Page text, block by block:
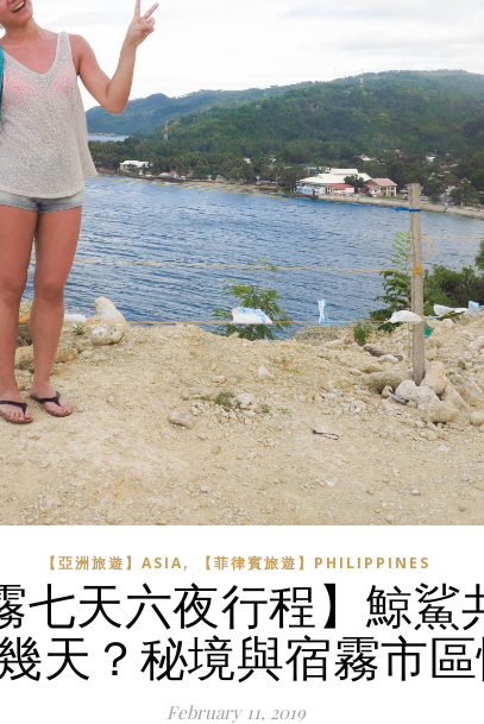
【亞洲旅遊】ASIA, 【菲律賓旅遊】PHILIPPINES
七天六夜行程】鯨
天？秘境與宿霧市
February 11, 2019